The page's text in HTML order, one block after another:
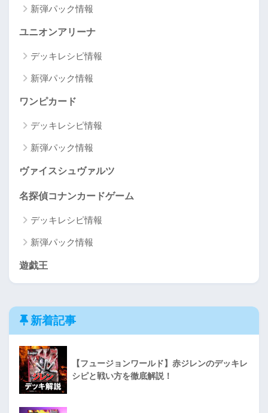
新弾パック情報
ユニオンアリーナ
デッキレシピ情報
新弾パック情報
ワンピカード
デッキレシピ情報
新弾パック情報
ヴァイスシュヴァルツ
名探偵コナンカードゲーム
デッキレシピ情報
新弾パック情報
遊戯王
新着記事
【フュージョンワールド】赤ジレンのデッキレ
シピと戦い方を徹底解説！